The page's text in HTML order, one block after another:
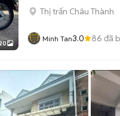
Thị trấn Châu Thành
Minh Tan3.0 86 đã